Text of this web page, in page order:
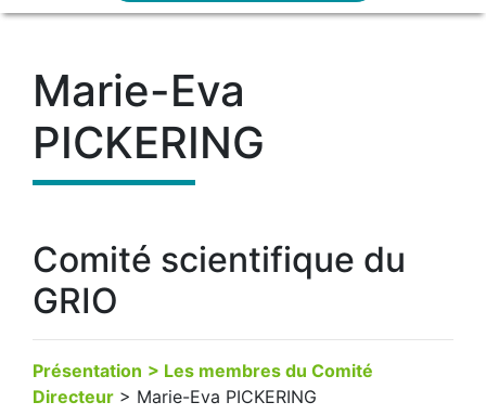
Marie-Eva
PICKERING
Comité scientifique du
GRIO
Présentation > Les membres du Comité
Directeur > Marie-Eva PICKERING